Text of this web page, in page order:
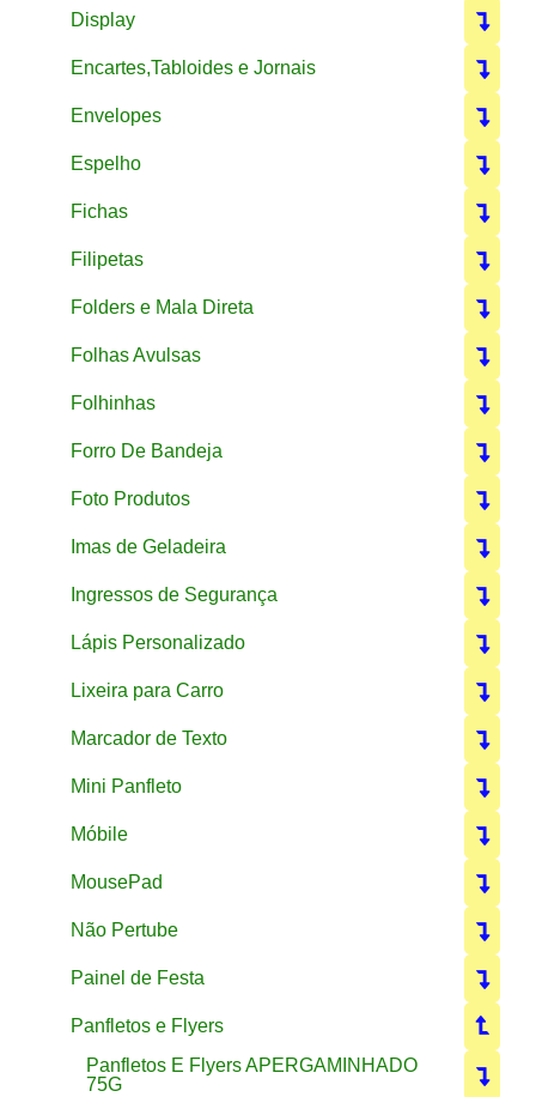
Display
Encartes,Tabloides e Jornais
Envelopes
Espelho
Fichas
Filipetas
Folders e Mala Direta
Folhas Avulsas
Folhinhas
Forro De Bandeja
Foto Produtos
Imas de Geladeira
Ingressos de Segurança
Lápis Personalizado
Lixeira para Carro
Marcador de Texto
Mini Panfleto
Móbile
MousePad
Não Pertube
Painel de Festa
Panfletos e Flyers
Panfletos E Flyers APERGAMINHADO
75G